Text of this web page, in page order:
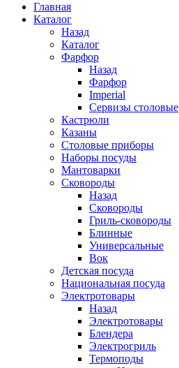
Главная
Каталог
Назад
Каталог
Фарфор
Назад
Фарфор
Imperial
Сервизы столовые
Кастрюли
Казаны
Столовые приборы
Наборы посуды
Мантоварки
Сковороды
Назад
Сковороды
Гриль-сковороды
Блинные
Универсальные
Вок
Детская посуда
Национальная посуда
Электротовары
Назад
Электротовары
Блендера
Электрогриль
Термоподы